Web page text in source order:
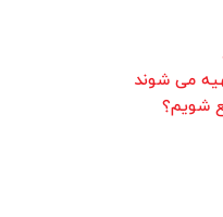
می شوند
شویم؟